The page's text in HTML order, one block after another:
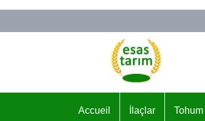
Logo
Accueil İlaçlar Tohum